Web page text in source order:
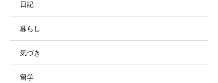
日記
暮らし
気づき
留学